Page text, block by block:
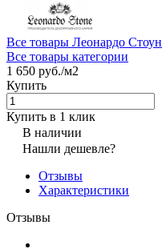
Все товары Леонардо Стоун
Все товары категории
1 650 руб./м2
Купить
Купить в 1 клик
В наличии
Нашли дешевле?
Отзывы
Характеристики
Отзывы